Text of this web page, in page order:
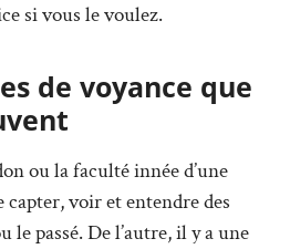
si vous le voulez.
de voyance que
ou la faculté innée d’une
voir et entendre des
le passé. De l’autre, il y a une